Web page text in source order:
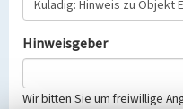
Hinweisgeber
Wir bitten Sie um freiwillige